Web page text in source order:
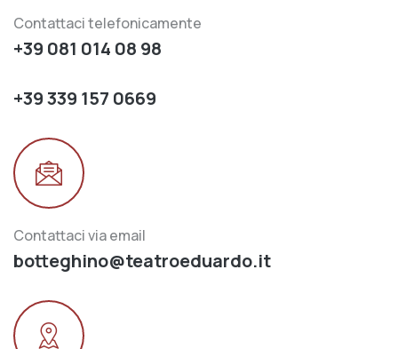
Contattaci telefonicamente
+39 081 014 08 98
+39 339 157 0669
Contattaci via email
botteghino@teatroeduardo.it